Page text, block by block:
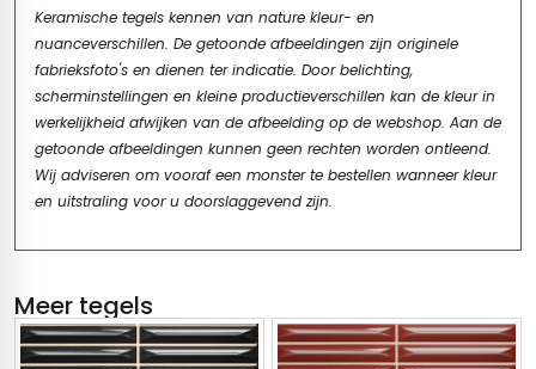
Keramische tegels kennen van nature kleur- en
nuanceverschillen. De getoonde afbeeldingen zijn originele
fabrieksfoto's en dienen ter indicatie. Door belichting,
scherminstellingen en kleine productieverschillen kan de kleur in
werkelijkheid afwijken van de afbeelding op de webshop. Aan de
getoonde afbeeldingen kunnen geen rechten worden ontleend.
Wij adviseren om vooraf een monster te bestellen wanneer kleur
en uitstraling voor u doorslaggevend zijn.
Meer tegels